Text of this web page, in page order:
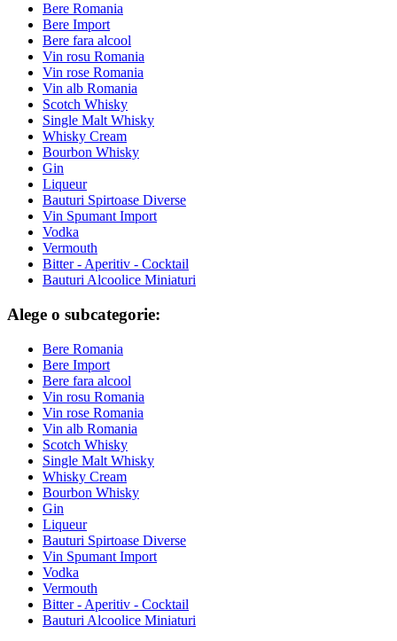
Bere Romania
Bere Import
Bere fara alcool
Vin rosu Romania
Vin rose Romania
Vin alb Romania
Scotch Whisky
Single Malt Whisky
Whisky Cream
Bourbon Whisky
Gin
Liqueur
Bauturi Spirtoase Diverse
Vin Spumant Import
Vodka
Vermouth
Bitter - Aperitiv - Cocktail
Bauturi Alcoolice Miniaturi
Alege o subcategorie:
Bere Romania
Bere Import
Bere fara alcool
Vin rosu Romania
Vin rose Romania
Vin alb Romania
Scotch Whisky
Single Malt Whisky
Whisky Cream
Bourbon Whisky
Gin
Liqueur
Bauturi Spirtoase Diverse
Vin Spumant Import
Vodka
Vermouth
Bitter - Aperitiv - Cocktail
Bauturi Alcoolice Miniaturi